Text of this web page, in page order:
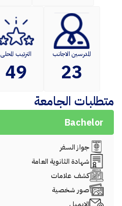
المدرسين الاجانب
23
الترتيب المحلى
49
متطلبات الجامعة
Bachelor
جواز السفر
شهادة الثانوية العامة
كشف علامات
صور شخصية
الإيميل